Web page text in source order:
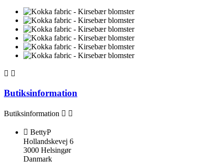
 
Butiksinformation
Butiksinformation  
 BettyP
Hollandskevej 6
3000 Helsingør
Danmark